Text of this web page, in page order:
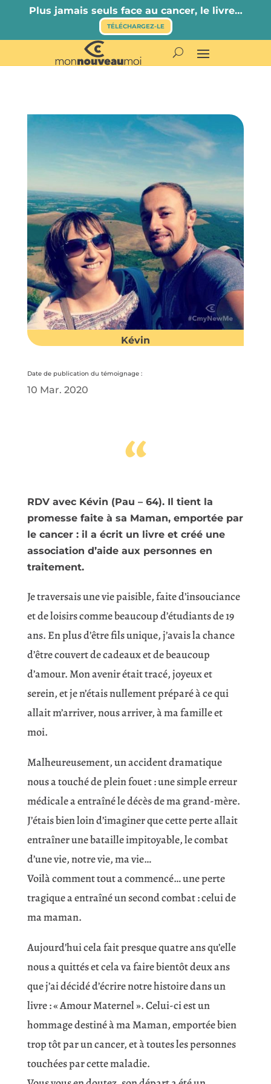
Plus jamais seuls face au cancer, le livre…
TÉLÉCHARGEZ-LE
Kévin
Date de publication du témoignage :
10 Mar. 2020
“
RDV avec Kévin (Pau – 64). Il tient la
promesse faite à sa Maman, emportée par
le cancer : il a écrit un livre et créé une
association d’aide aux personnes en
traitement.
Je traversais une vie paisible, faite d’insouciance
et de loisirs comme beaucoup d’étudiants de 19
ans. En plus d’être fils unique, j’avais la chance
d’être couvert de cadeaux et de beaucoup
d’amour. Mon avenir était tracé, joyeux et
serein, et je n’étais nullement préparé à ce qui
allait m’arriver, nous arriver, à ma famille et
moi.
Malheureusement, un accident dramatique
nous a touché de plein fouet : une simple erreur
médicale a entraîné le décès de ma grand-mère.
J’étais bien loin d’imaginer que cette perte allait
entraîner une bataille impitoyable, le combat
d’une vie, notre vie, ma vie…
Voilà comment tout a commencé… une perte
tragique a entraîné un second combat : celui de
ma maman.
Aujourd’hui cela fait presque quatre ans qu’elle
nous a quittés et cela va faire bientôt deux ans
que j’ai décidé d’écrire notre histoire dans un
livre : « Amour Maternel ». Celui-ci est un
hommage destiné à ma Maman, emportée bien
trop tôt par un cancer, et à toutes les personnes
touchées par cette maladie.